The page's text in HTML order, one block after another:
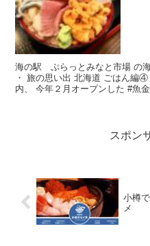
海の駅 ぷらっとみなと市場 の海鮮丼 この投稿を
・ 旅の思い出 北海道 ごはん編
内、 今年２月オープンした #魚
スポン
小樽
メ